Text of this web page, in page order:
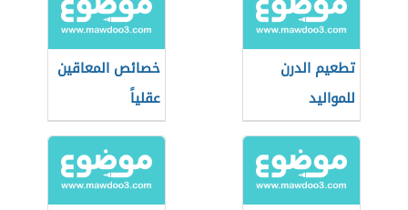
تطعيم الدرن
للمواليد
خصائص المعاقين
عقلياً